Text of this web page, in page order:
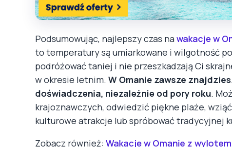
Podsumowując, najlepszy czas nawakacje w
to temperatury są umiarkowane i wilgotność
podróżować taniej i nie przeszkadzają Ci
w okresie letnim. W Omanie zawsze
doświadczenia, niezależnie od pory roku.
krajoznawczych, odwiedzić piękne plaże,
kulturowe atrakcje lub spróbować tradycyjnej
Zobacz również: Wakacje w Omanie z